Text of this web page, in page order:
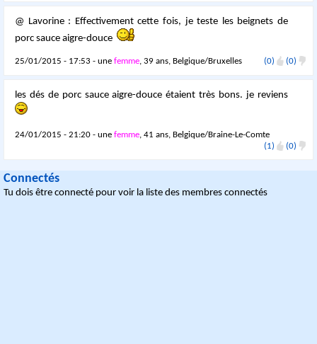
@ Lavorine : Effectivement cette fois, je teste les beignets de
porc sauce aigre-douce
25/01/2015 - 17:53 - unefemme, 39 ans, Belgique/Bruxelles (0) (0)
les dés de porc sauce aigre-douce étaient très bons. je reviens
24/01/2015 - 21:20 - unefemme, 41 ans, Belgique/Braine-Le-Comte
(1)
(0)
Connectés
Tu dois être connecté pour voir la liste des membres connectés